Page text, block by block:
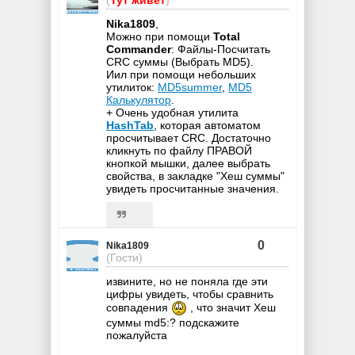
Nika1809,
Можно при помощи Total
Commander: Файлы-Посчитать
CRC суммы (Выбрать MD5).
Иил при помощи небольших
утилиток: MD5summer, MD5
Калькулятор.
+ Очень удобная утилита
HashTab, которая автоматом
просчитывает CRC. Достаточно
кликнуть по файлу ПРАВОЙ
кнопкой мышки, далее выбрать
свойства, в закладке "Хеш суммы"
увидеть просчитанные значения.
Nika1809
(Гости)
0
извините, но не поняла где эти
цифры увидеть, чтобы сравнить
совпадения
, что значит Хеш
суммы md5:? подскажите
пожалуйста